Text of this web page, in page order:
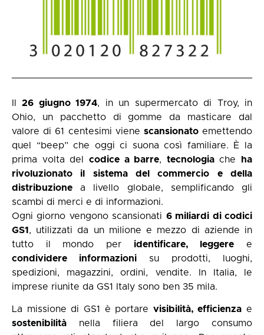
Il26 giugno 1974, in un supermercato di Troy, in
Ohio, un pacchetto di gomme da masticare dal
valore di 61 centesimi viene scansionatoemettendo
quel “beep” che oggi ci suona così familiare. È la
prima volta del codice a barre, tecnologiache
ha
rivoluzionato il sistema del commercio e della
distribuzione a livello globale, semplificando gli
scambi di merci e di informazioni.
Ogni giorno vengono scansionati 6 miliardi di codici
GS1 , utilizzati da un milione e mezzo di aziende in
tutto il mondo per identificare, leggere e
condividere informazioni su prodotti, luoghi,
spedizioni, magazzini, ordini, vendite. In Italia, le
imprese riunite da GS1 Italy sono ben 35 mila.
La missione di GS1 è portare visibilità, efficienza e
sostenibilità nella filiera del largo consumo